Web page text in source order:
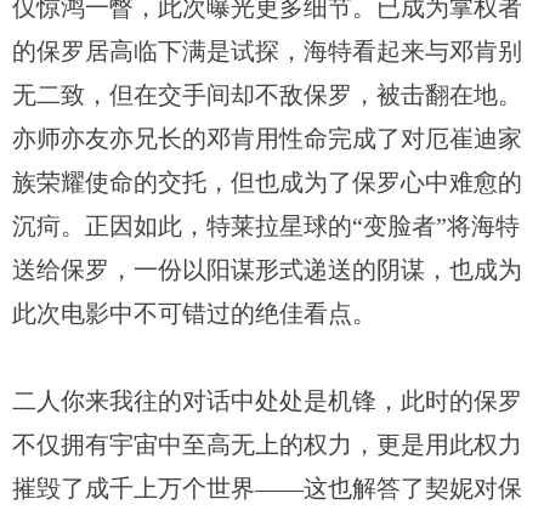
仅惊鸿一瞥，此次曝光更多细节。已成为掌权者
的保罗居高临下满是试探，海特看起来与邓肯别
无二致，但在交手间却不敌保罗，被击翻在地。
亦师亦友亦兄长的邓肯用性命完成了对厄崔迪家
族荣耀使命的交托，但也成为了保罗心中难愈的
沉疴。正因如此，特莱拉星球的“变脸者”将海特
送给保罗，一份以阳谋形式递送的阴谋，也成为
此次电影中不可错过的绝佳看点。
二人你来我往的对话中处处是机锋，此时的保罗
不仅拥有宇宙中至高无上的权力，更是用此权力
摧毁了成千上万个世界——这也解答了契妮对保